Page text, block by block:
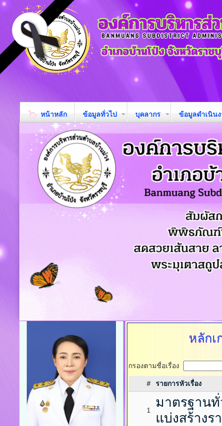
หน้าหลัก ข้อมูลทั่วไป บุคลากร ข้อมูลดำเนิน
หลัก
กรองตามชื่อเรื่อง
# รายการหัวเรื่อง
1
มาตรฐานทั่
แบ่งสร้างร